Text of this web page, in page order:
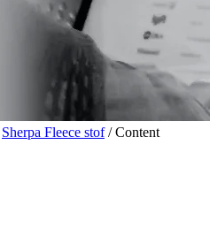
Sherpa Fleece stof/ Content